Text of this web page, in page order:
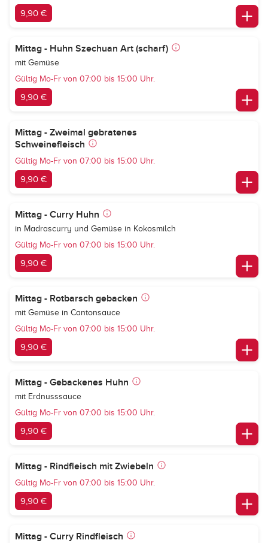
9,90 €
Mittag - Huhn Szechuan Art (scharf)
mit Gemüse
Gültig Mo-Fr von 07:00 bis 15:00 Uhr.
9,90 €
Mittag - Zweimal gebratenes
Schweinefleisch
Gültig Mo-Fr von 07:00 bis 15:00 Uhr.
9,90 €
Mittag - Curry Huhn
in Madrascurry und Gemüse in Kokosmilch
Gültig Mo-Fr von 07:00 bis 15:00 Uhr.
9,90 €
Mittag - Rotbarsch gebacken
mit Gemüse in Cantonsauce
Gültig Mo-Fr von 07:00 bis 15:00 Uhr.
9,90 €
Mittag - Gebackenes Huhn
mit Erdnusssauce
Gültig Mo-Fr von 07:00 bis 15:00 Uhr.
9,90 €
Mittag - Rindfleisch mit Zwiebeln
Gültig Mo-Fr von 07:00 bis 15:00 Uhr.
9,90 €
Mittag - Curry Rindfleisch